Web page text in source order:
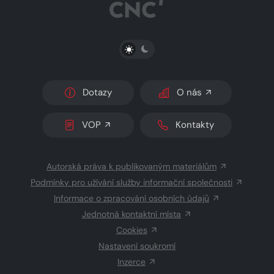
PŘEPNOUT SVĚTLÝ/TMAVÝ REŽIM
Dotazy O nás
VOP Kontakty
Autorská práva k publikovaným materiálům
Podmínky pro užívání služby informační společnosti
Informace o zpracování osobních údajů
Jednotná kontaktní místa
Cookies
Nastavení soukromí
Inzerce